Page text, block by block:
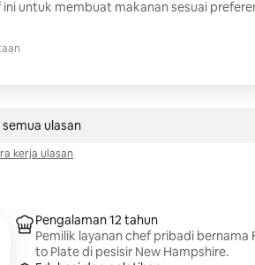
untuk membuat makanan sesuai
ulasan
kerja ulasan
Pengalaman 12 tahun
Pemilik layanan chef pribadi bernama
to Plate di pesisir New Hampshire.